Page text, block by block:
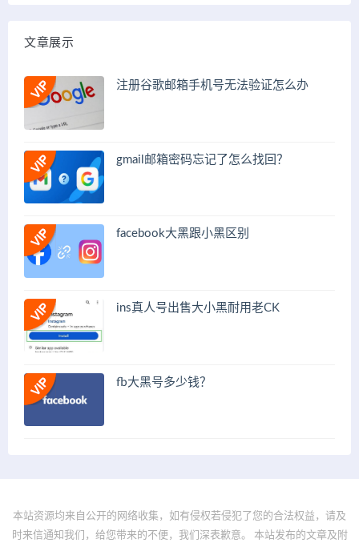
文章展示
注册谷歌邮箱手机号无法验证怎么办
gmail邮箱密码忘记了怎么找回？
facebook大黑跟小黑区别
ins真人号出售大小黑耐用老CK
fb大黑号多少钱？
本站资源均来自公开的网络收集，如有侵权若侵犯了您的合法权益，请及
时来信通知我们，给您带来的不便，我们深表歉意。 本站发布的文章及附